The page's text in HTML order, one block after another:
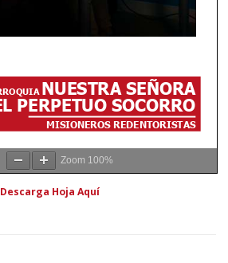
Zoom 100%
Descarga Hoja Aquí